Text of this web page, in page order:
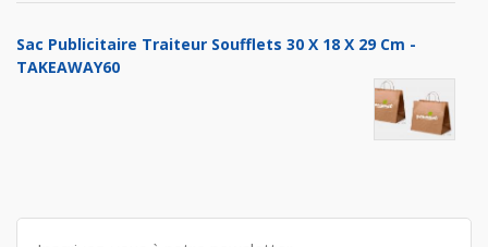
Sac Publicitaire Traiteur Soufflets 30 X 18 X 29 Cm -
TAKEAWAY60